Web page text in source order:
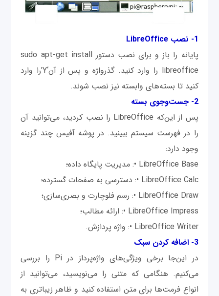
1- نصب LibreOffice
پایانه را باز و برای نصب دستور sudo apt-get install
libreoffice را وارد کنید. گذرواژه و پس از آن‘Y’را وارد
کنید تا بسته‌های وابسته نیز نصب شوند.
2- جست‌وجوی بسته
پس از این‌که LibreOffice را نصب کردید، می‌توانید آن
را در فهرست سیستم ببینید. در پوشه آفیس چند گزینه
وجود دارد:
LibreOffice Base •: مدیریت پایگاه داده؛
LibreOffice Calc •: دسترسی به صفحات گسترده؛
LibreOffice Draw •: رسم فلوچارت و بصری‌سازی؛
LibreOffice Impress •: ارائه مطالب؛
LibreOffice Writer •: واژه پردازش.
3- اضافه کردن سبک
در این‌جا برخی ویژگی‌های واژه‌پرداز در Pi را بررسی
می‌کنیم. هنگامی که متنی را می‌نویسید، می‌توانید از
انواع فرمت‌ها برای متن استفاده کنید و ظاهر زیباتری به